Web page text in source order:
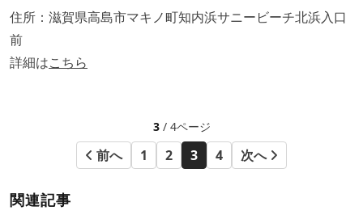
住所：滋賀県高島市マキノ町知内浜サニービーチ北浜入口
前
詳細はこちら
3/ 4ページ
前へ 1 2 3 4 次へ
関連記事